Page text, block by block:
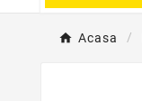
Acasa